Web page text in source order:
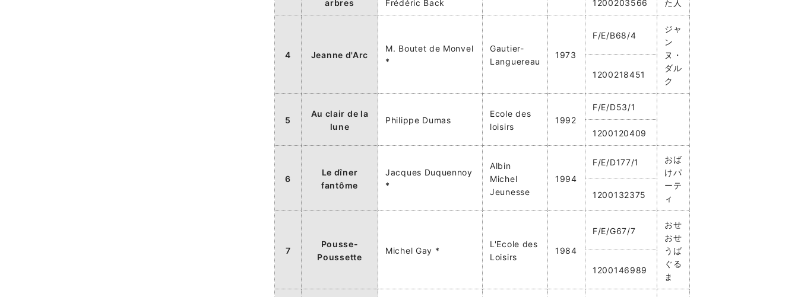
arbres
Frédéric Back
た人
1200203566
4 Jeanne d'Arc
M. Boutet de Monvel
*
Gautier-
Languereau
1973
F/E/B68/4
ジャ
ン
ヌ・
ダル
ク
1200218451
5
Au clair de la
lune
Philippe Dumas
Ecole des
loisirs
1992
F/E/D53/1
1200120409
6
Le dîner
fantôme
Jacques Duquennoy
*
Albin
Michel
Jeunesse
1994
F/E/D177/1
おば
けパ
ーテ
ィ
1200132375
7
Pousse-
Poussette
Michel Gay *
L'Ecole des
Loisirs
1984
F/E/G67/7
おせ
おせ
うば
ぐる
ま
1200146989